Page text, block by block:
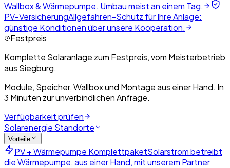
Wallbox & Wärmepumpe. Umbau meist an einem Tag.
PV-VersicherungAllgefahren-Schutz für Ihre Anlage:
günstige Konditionen über unsere Kooperation.
Festpreis
Komplette Solaranlage zum Festpreis, vom Meisterbetrieb
aus Siegburg.
Module, Speicher, Wallbox und Montage aus einer Hand. In
3 Minuten zur unverbindlichen Anfrage.
Verfügbarkeit prüfen
Solarenergie Standorte
Vorteile
PV + Wärmepumpe KomplettpaketSolarstrom betreibt
die Wärmepumpe, aus einer Hand, mit unserem Partner